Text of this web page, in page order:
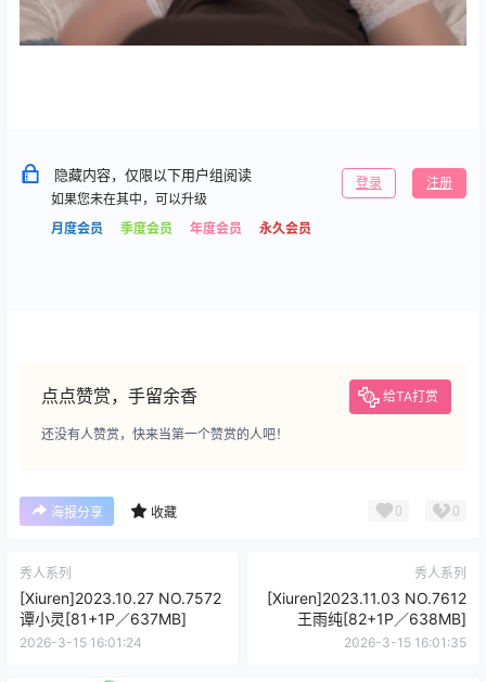
隐藏内容，仅限以下用户组阅读
如果您未在其中，可以升级
月度会员
季度会员 年度会员 永久会员
登录 注册
点点赞赏，手留余香 给TA打赏
还没有人赞赏，快来当第一个赞赏的人吧！
海报分享 收藏 0 0
秀人系列
[Xiuren]2023.10.27 NO.7572
谭小灵[81+1P／637MB]
2026-3-15 16:01:24
秀人系列
[Xiuren]2023.11.03 NO.7612
王雨纯[82+1P／638MB]
2026-3-15 16:01:35